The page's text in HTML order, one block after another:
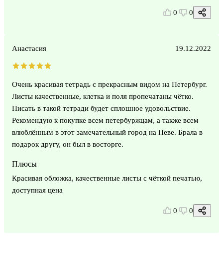
0 0
Анастасия 19.12.2022
Очень красивая тетрадь с прекрасным видом на Петербург.
Листы качественные, клетка и поля пропечатаны чётко.
Писать в такой тетради будет сплошное удовольствие.
Рекомендую к покупке всем петербуржцам, а также всем
влюблённым в этот замечательный город на Неве. Брала в
подарок другу, он был в восторге.
Плюсы
Красивая обложка, качественные листы с чёткой печатью,
доступная цена
0 0